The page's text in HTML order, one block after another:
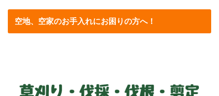
空地、空家のお手入れにお困りの方へ！